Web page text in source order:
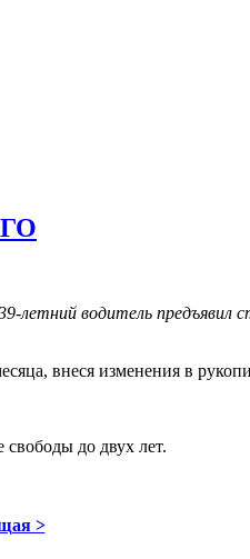
летний водитель
внеся изменения в
до двух лет.
>